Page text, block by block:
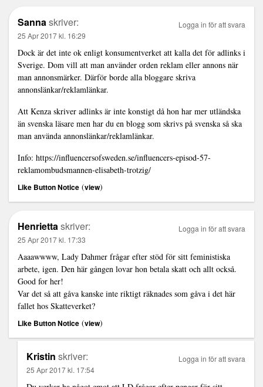
Sannaskriver:
25 Apr 2017 kl. 16:29
Dock är det inte ok enligt konsumentverket att kalla det för adlinks i
Sverige. Dom vill att man använder orden reklam eller annons när
man annonsmärker. Därför borde alla bloggare skriva
annonslänkar/reklamlänkar.
Att Kenza skriver adlinks är inte konstigt då hon har mer utländska
än svenska läsare men har du en blogg som skrivs på svenska så ska
man använda annonslänkar/reklamlänkar.
Info: https://influencersofsweden.se/influencers-episod-57-
reklamombudsmannen-elisabeth-trotzig/
Like Button Notice (view)
Logga in för att svara
Henriettaskriver:
25 Apr 2017 kl. 17:33
Aaaawwww, Lady Dahmer frågar efter stöd för sitt feministiska
arbete, igen. Den här gången lovar hon betala skatt och allt också.
Good for her!
Var det så att gåva kanske inte riktigt räknades som gåva i det här
fallet hos Skatteverket?
Like Button Notice (view)
Logga in för att svara
Kristin skriver:
25 Apr 2017 kl. 17:54
Logga in för att svara